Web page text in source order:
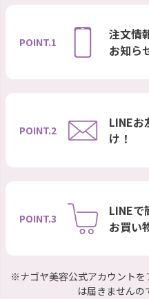
POINT.1
注文情
お知ら
POINT.2
LINEお
け！
POINT.3
LINEで
お買い
※ナゴヤ美容公式アカウントを
は届きませんの